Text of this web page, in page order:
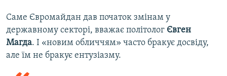
Саме Євромайдан дав початок змінам у
державному секторі, вважає політолог Євген
Магда. І «новим обличчям» часто бракує досвіду,
але їм не бракує ентузіазму.